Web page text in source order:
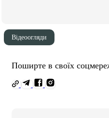
Відеоогляди
Поширте в своїх